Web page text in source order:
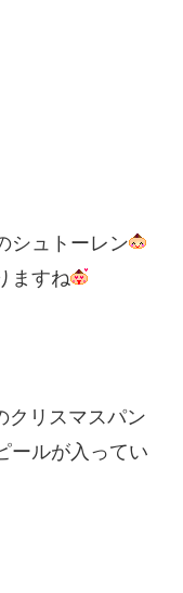
シュトーレン
ますね
クリスマスパン
ールが入ってい